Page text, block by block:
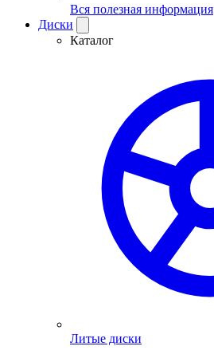
Вся полезная информация
Диски
Каталог
Литые диски